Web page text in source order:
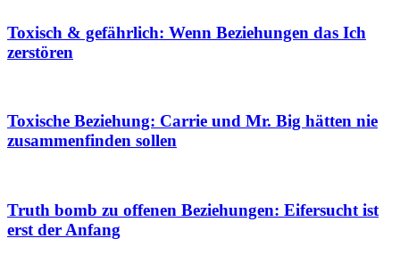
Toxisch & gefährlich: Wenn Beziehungen das Ich
zerstören
Toxische Beziehung: Carrie und Mr. Big hätten nie
zusammenfinden sollen
Truth bomb zu offenen Beziehungen: Eifersucht ist
erst der Anfang